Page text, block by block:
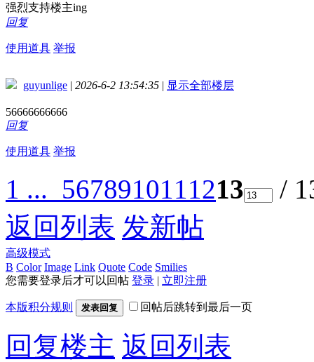
强烈支持楼主ing
回复
使用道具 举报
guyunlige | 2026-6-2 13:54:35 | 显示全部楼层
56666666666
回复
使用道具 举报
1 ... 5678910111213
/
返回列表 发新帖
高级模式
B Color Image Link Quote Code Smilies
您需要登录后才可以回帖 登录 | 立即注册
本版积分规则 发表回复 回帖后跳转到最后一页
回复楼主 返回列表